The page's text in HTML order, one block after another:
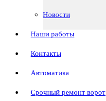
Новости
Наши работы
Контакты
Автоматика
Срочный ремонт ворот